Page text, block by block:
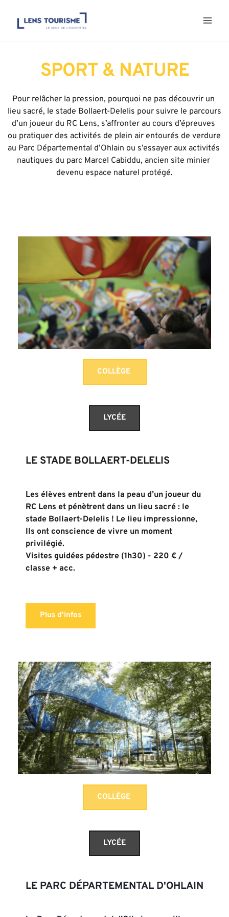
SPORT & NATURE
Pour relâcher la pression, pourquoi ne pas découvrir un
lieu sacré, le stade Bollaert-Delelis pour suivre le parcours
d’un joueur du RC Lens, s’affronter au cours d’épreuves
ou pratiquer des activités de plein air entourés de verdure
au Parc Départemental d’Ohlain ou s’essayer aux activités
nautiques du parc Marcel Cabiddu, ancien site minier
devenu espace naturel protégé.
COLLÈGE
LYCÉE
LE STADE BOLLAERT-DELELIS
Les élèves entrent dans la peau d’un joueur du
RC Lens et pénètrent dans un lieu sacré : le
stade Bollaert-Delelis ! Le lieu impressionne,
Ils ont conscience de vivre un moment
privilégié.
Visites guidées pédestre (1h30) - 220 € /
classe + acc.
Plus d'infos
COLLÈGE
LYCÉE
LE PARC DÉPARTEMENTAL D'OHLAIN